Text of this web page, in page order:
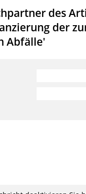
des
der
Abfälle'